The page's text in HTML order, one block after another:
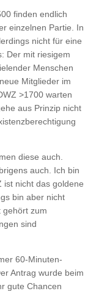
finden endlich
einzelnen Partie. In
nicht für eine
Der mit riesigem
Menschen
Mitglieder im
>1700 warten
aus Prinzip nicht
diese auch.
auch. Ich bin
ist nicht das goldene
bin aber nicht
gehört zum
sind
60-Minuten-
Antrag wurde beim
gute Chancen